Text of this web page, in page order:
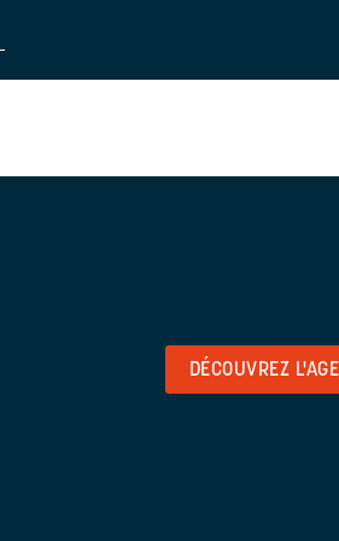
DÉCOUVREZ